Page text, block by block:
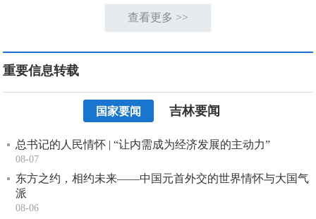
查看更多 >>
重要信息转载
国家要闻 吉林要闻
总书记的人民情怀 | “让内需成为经济发展的主动力”
08-07
东方之约，相约未来——中国元首外交的世界情怀与大国气
派
08-06